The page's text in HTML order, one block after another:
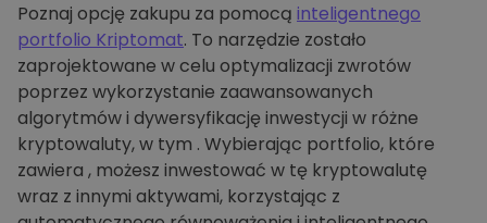
Poznaj opcję zakupu za pomocą inteligentnego
portfolio Kriptomat. To narzędzie zostało
zaprojektowane w celu optymalizacji zwrotów
poprzez wykorzystanie zaawansowanych
algorytmów i dywersyfikację inwestycji w różne
kryptowaluty, w tym . Wybierając portfolio, które
zawiera , możesz inwestować w tę kryptowalutę
wraz z innymi aktywami, korzystając z